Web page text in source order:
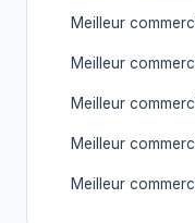
Meilleur
Meilleur
Meilleur
Meilleur
Meilleur